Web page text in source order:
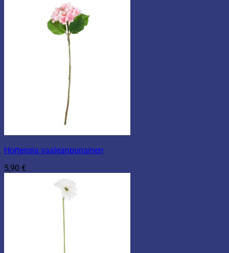
Hortensia vaaleanpunainen
5,90 €